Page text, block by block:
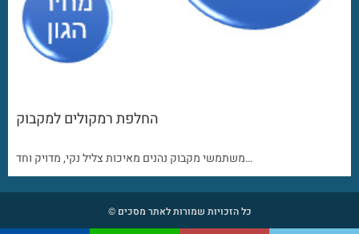
החלפת רמקולים למקבוק
משתמשי מקבוק נהנים מאיכות צליל נקי, מדויק וחד…
כל הזכויות שמורות לאתר מסכים ©